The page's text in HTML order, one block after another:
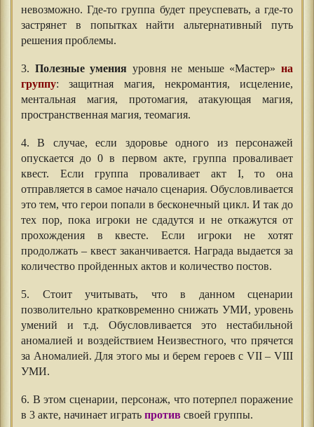
невозможно. Где-то группа будет преуспевать, а где-то
застрянет в попытках найти альтернативный путь
решения проблемы.
3. Полезные умения уровня не меньше «Мастер»на
группу: защитная магия, некромантия, исцеление,
ментальная магия, протомагия, атакующая магия,
пространственная магия, теомагия.
4. В случае, если здоровье одного из персонажей
опускается до 0 в первом акте, группа проваливает
квест. Если группа проваливает акт I, то она
отправляется в самое начало сценария. Обусловливается
это тем, что герои попали в бесконечный цикл. И так до
тех пор, пока игроки не сдадутся и не откажутся от
прохождения в квесте. Если игроки не хотят
продолжать – квест заканчивается. Награда выдается за
количество пройденных актов и количество постов.
5. Стоит учитывать, что в данном сценарии
позволительно кратковременно снижать УМИ, уровень
умений и т.д. Обусловливается это нестабильной
аномалией и воздействием Неизвестного, что прячется
за Аномалией. Для этого мы и берем героев с VII – VIII
УМИ.
6. В этом сценарии, персонаж, что потерпел поражение
в 3 акте, начинает играть против своей группы.